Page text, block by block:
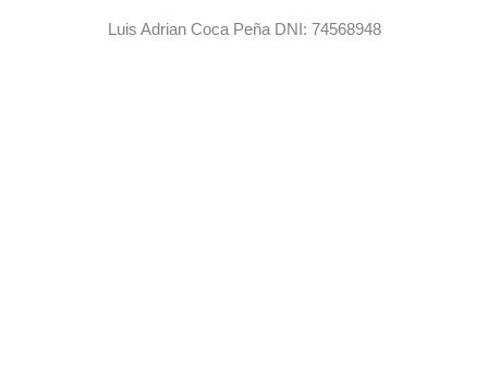
Luis Adrian Coca Peña DNI: 74568948